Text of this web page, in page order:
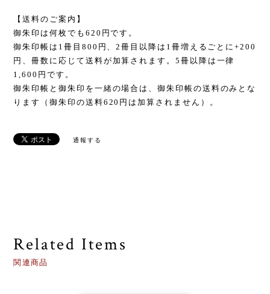
【送料のご案内】
御朱印は何枚でも620円です。
御朱印帳は1冊目800円、2冊目以降は1冊増えるごとに+200
円、冊数に応じて送料が加算されます。5冊以降は一律
1,600円です。
御朱印帳と御朱印を一緒の場合は、御朱印帳の送料のみとな
ります（御朱印の送料620円は加算されません）。
通報する
Related Items
関連商品